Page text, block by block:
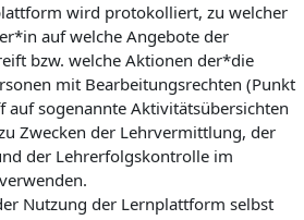
wird protokolliert, zu welcher
auf welche Angebote der
bzw. welche Aktionen der*die
mit Bearbeitungsrechten (Punkt
auf sogenannte Aktivitätsübersichten
Zwecken der Lehrvermittlung, der
der Lehrerfolgskontrolle im
Nutzung der Lernplattform selbst